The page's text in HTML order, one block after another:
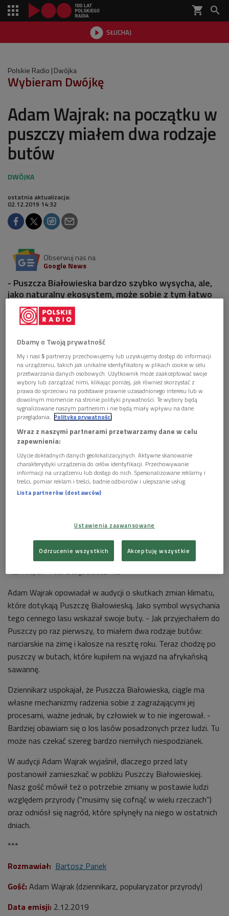
shopping_cart 
 SŁUCHAJ

Polskie Radio Dwójka
Wybieram Dwójkę
Adam Wajrak: na początku w
puszczy miałem dwa rodzaje
butów
ostatnia aktualizacja:
02.12.2019 14:32
Obserwuj nas na
Google News
- Puszcza Białowieska bardzo szybko wysycha, ale,
jako naturalny ekosystem, może sobie z tym łatwo
poradzić - mówił w Dwójce popularny działacz na
rzecz przyrody i dziennikarz uhonorowany Nagrodą
Polskiego PEN Clubu im. Ksawerego, Mieczysława i
Erazma Pruszyńskich.
AUDIO 1 plik
 08'13
Rozmowa z Adamem Wajrakiem (Wybieram
Dwójkę)
Adam Wajrak Foto: Grzegorz Śledź/PR2
Adam Wajrak opowiadał w audycji o skutkach zmian klimatu,
które dotykają Puszczę Białowieską. Jako symbol wysychania
tego cennego lasu wskazał swoje buty. - Jak przyjechałem do
Puszczy po raz pierwszy, to miałem dwa rodzaje butów:
narciarskie na zimę i kalosze na resztę roku. Teraz chodzę po
puszczy w butach, które kupiłem na wyjazd na afrykańską
sawannę.
Dziennikarz uspokajał, że Puszcza Białowieska, ciągle ma
własne mechanizmy radzenia sobie z zagrażającymi jej
procesami, ważne jednak, by człowiek w to nie ingerował. -
Bardziej obawiam się o los lasów posadzonych przez ludzi. Tu
może nas czekać szereg bardzo niemiłych niespodzianek.
W audycji Adam Wajrak wyjaśnił, dlaczego przed laty
postanowił zamieszkać w pobliżu Puszczy Białowieskiej.
Nasz gość mówił też o potrzebie zmiany w postawie ludzi
względem przyrody ("musimy się cofnąć w wielu rzeczach")
oraz odniósł się nagród, które spłynęły na niego w ostatnich
dniach.
***
Rozmawiał: Bartosz Panek
Gość: Adam Wajrak (dziennikarz, popularyzator przyrody)
Data emisji: 2.12.2019
Dbamy o Twoją prywatność
My i nasi5 partnerzy przechowujemy lub uzyskujemy dostęp do informacji
na urządzeniu, takich jak unikalne identyfikatory w plikach cookie w celu
przetwarzania danych osobowych. Użytkownik może zaakceptować swoje
wybory lub zarządzać nimi, klikając poniżej, jak również skorzystać z
prawa do sprzeciwu na podstawie prawnie uzasadnionego interesu lub w
dowolnym momencie na stronie polityki prywatności. Te wybory będą
sygnalizowane naszym partnerom i nie będą miały wpływu na dane
przeglądania. Polityka prywatności
Wraz z naszymi partnerami przetwarzamy dane w celu
zapewnienia:
Użycie dokładnych danych geolokalizacyjnych. Aktywne skanowanie
charakterystyki urządzenia do celów identyfikacji. Przechowywanie
informacji na urządzeniu lub dostęp do nich. Spersonalizowane reklamy i
treści, pomiar reklam i treści, badnie odbiorców i ulepszanie usług.
Lista partnerów (dostawców)
Ustawienia zaawansowane
Odrzucenie wszystkich Akceptuję wszystkie